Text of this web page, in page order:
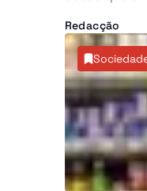
Europa
oposição e
saúde do
anos.
Redacção